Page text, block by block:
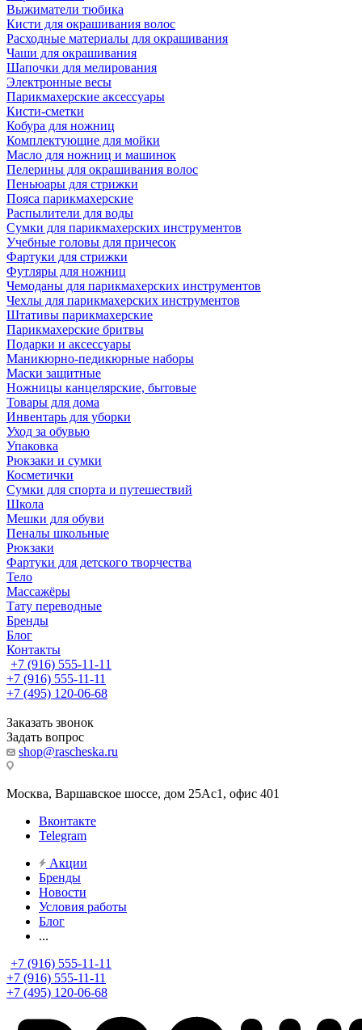
Выжиматели тюбика
Кисти для окрашивания волос
Расходные материалы для окрашивания
Чаши для окрашивания
Шапочки для мелирования
Электронные весы
Парикмахерские аксессуары
Кисти-сметки
Кобура для ножниц
Комплектующие для мойки
Масло для ножниц и машинок
Пелерины для окрашивания волос
Пеньюары для стрижки
Пояса парикмахерские
Распылители для воды
Сумки для парикмахерских инструментов
Учебные головы для причесок
Фартуки для стрижки
Футляры для ножниц
Чемоданы для парикмахерских инструментов
Чехлы для парикмахерских инструментов
Штативы парикмахерские
Парикмахерские бритвы
Подарки и аксессуары
Маникюрно-педикюрные наборы
Маски защитные
Ножницы канцелярские, бытовые
Товары для дома
Инвентарь для уборки
Уход за обувью
Упаковка
Рюкзаки и сумки
Косметички
Сумки для спорта и путешествий
Школа
Мешки для обуви
Пеналы школьные
Рюкзаки
Фартуки для детского творчества
Тело
Массажёры
Тату переводные
Бренды
Блог
Контакты
+7 (916) 555-11-11
+7 (916) 555-11-11
+7 (495) 120-06-68
Заказать звонок
Задать вопрос
shop@rascheska.ru
Москва, Варшавское шоссе, дом 25Аc1, офис 401
Вконтакте
Telegram
Акции
Бренды
Новости
Условия работы
Блог
...
+7 (916) 555-11-11
+7 (916) 555-11-11
+7 (495) 120-06-68